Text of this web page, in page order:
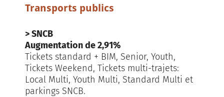
Transports publics
> SNCB
Augmentation de 2,91%
Tickets standard + BIM, Senior, Youth,
Tickets Weekend, Tickets multi-trajets:
Local Multi, Youth Multi, Standard Multi et
parkings SNCB.